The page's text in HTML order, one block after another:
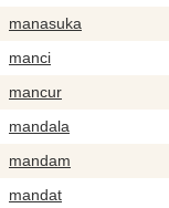
manasuka
manci
mancur
mandala
mandam
mandat